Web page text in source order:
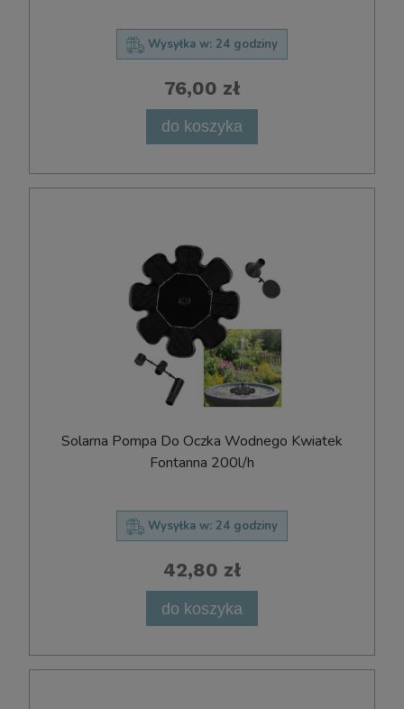
Wysyłka w: 24 godziny
76,00 zł
do koszyka
Solarna Pompa Do Oczka Wodnego Kwiatek
Fontanna 200l/h
Wysyłka w: 24 godziny
42,80 zł
do koszyka